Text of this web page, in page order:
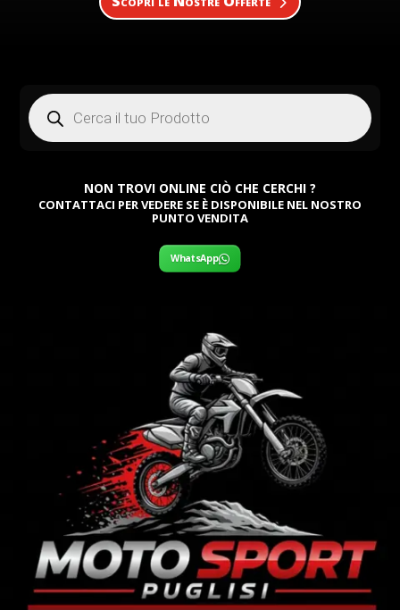
Products
search
NON TROVI ONLINE CIÒ CHE CERCHI ?
CONTATTACI PER VEDERE SE È DISPONIBILE NEL NOSTRO
PUNTO VENDITA
WhatsApp